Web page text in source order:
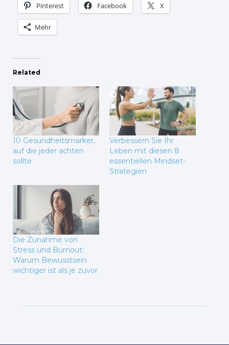
Pinterest Facebook X
Mehr
Related
10 Gesundheitsmarker,
auf die jeder achten
sollte
Verbessern Sie Ihr
Leben mit diesen 8
essentiellen Mindset-
Strategien
Die Zunahme von
Stress und Burnout:
Warum Bewusstsein
wichtiger ist als je zuvor